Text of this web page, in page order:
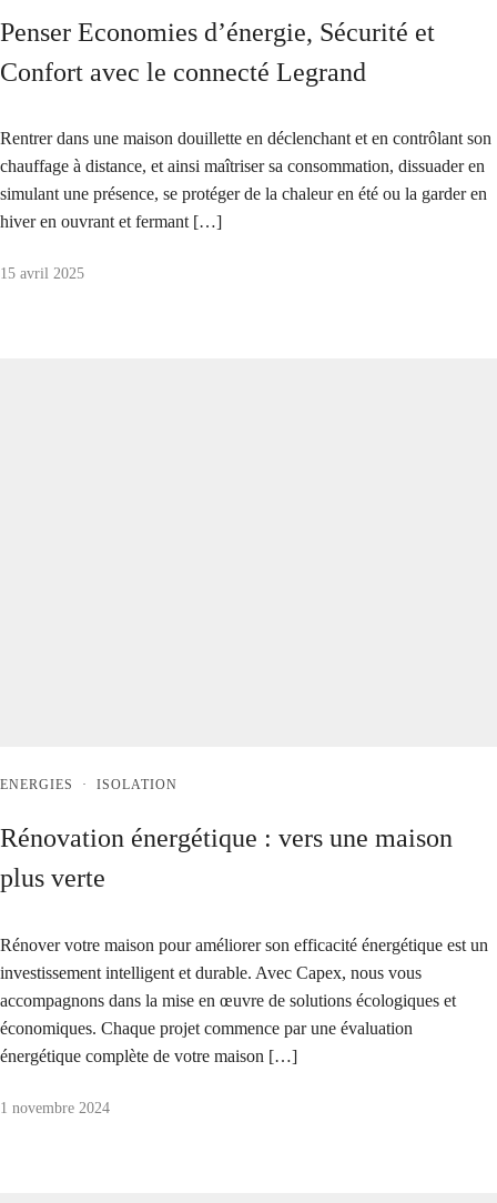
Penser Economies d’énergie, Sécurité et
Confort avec le connecté Legrand
Rentrer dans une maison douillette en déclenchant et en contrôlant son
chauffage à distance, et ainsi maîtriser sa consommation, dissuader en
simulant une présence, se protéger de la chaleur en été ou la garder en
hiver en ouvrant et fermant […]
15 avril 2025
ENERGIES · ISOLATION
Rénovation énergétique : vers une maison
plus verte
Rénover votre maison pour améliorer son efficacité énergétique est un
investissement intelligent et durable. Avec Capex, nous vous
accompagnons dans la mise en œuvre de solutions écologiques et
économiques. Chaque projet commence par une évaluation
énergétique complète de votre maison […]
1 novembre 2024